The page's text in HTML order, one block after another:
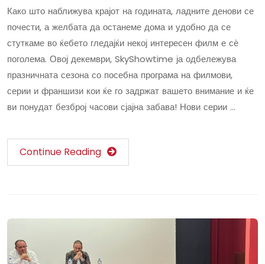
Како што наближува крајот на годината, ладните денови се
почести, а желбата да останеме дома и удобно да се
стуткаме во ќебето гледајќи некој интересен филм е сѐ
поголема. Овој декември, SkyShowtime ја одбележува
празничната сезона со посебна програма на филмови,
серии и франшизи кои ќе го задржат вашето внимание и ќе
ви понудат безброј часови сјајна забава! Нови серии …
Continue Reading